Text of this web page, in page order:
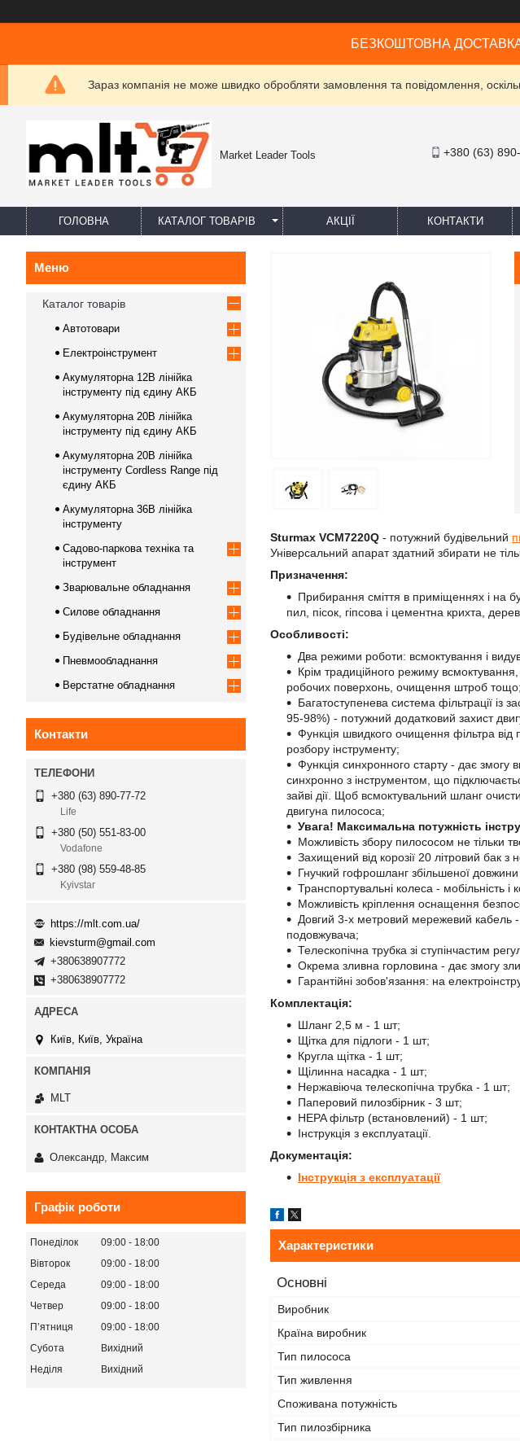
БЕЗКОШТОВНА ДОСТАВКА
Зараз компанія не може швидко обробляти замовлення та повідомлення,
Market Leader Tools +380 (63)
ГОЛОВНА КАТАЛОГ ТОВАРІВ АКЦІЇ КОНТАКТИ
Sturmax VCM7220Q - потужний будівельний
Універсальний апарат здатний збирати не
Призначення:
Прибирання сміття в приміщеннях і на
пил, пісок, гіпсова і цементна крихта,
Особливості:
Два режими роботи: всмоктування і
Крім традиційного режиму
робочих поверхонь, очищення штроб тощо;
Багатоступенева система фільтрації із
95-98%) - потужний додатковий захист
Функція швидкого очищення фільтра від
розбору інструменту;
Функція синхронного старту - дає змогу
синхронно з інструментом, що
зайві дії. Щоб всмоктувальний шланг
двигуна пилососа;
Увага! Максимальна потужність
Можливість збору пилососом не тільки
Захищений від корозії 20 літровий бак з
Гнучкий гофрошланг збільшеної
Транспортувальні колеса - мобільність
Можливість кріплення оснащення
Довгий 3-х метровий мережевий кабель
подовжувача;
Телескопічна трубка зі ступінчастим
Окрема зливна горловина - дає змогу
Гарантійні зобов'язання: на
Комплектація:
Шланг 2,5 м - 1 шт;
Щітка для підлоги - 1 шт;
Кругла щітка - 1 шт;
Щілинна насадка - 1 шт;
Нержавіюча телескопічна трубка - 1 шт;
Паперовий пилозбірник - 3 шт;
HEPA фільтр (встановлений) - 1 шт;
Інструкція з експлуатації.
Документація:
Інструкція з експлуатації
Характеристики
Основні
Виробник
Країна виробник
Тип пилососа
Тип живлення
Споживана потужність
Тип пилозбірника
Каталог товарів
Автотовари
Електроінструмент
Акумуляторна 12В лінійка
інструменту під єдину АКБ
Акумуляторна 20В лінійка
інструменту під єдину АКБ
Акумуляторна 20В лінійка
інструменту Сordless Range під
єдину АКБ
Акумуляторна 36В лінійка
інструменту
Садово-паркова техніка та
інструмент
Зварювальне обладнання
Силове обладнання
Будівельне обладнання
Пневмообладнання
Верстатне обладнання
Контакти
+380 (63) 890-77-72
Life
+380 (50) 551-83-00
Vodafone
+380 (98) 559-48-85
Kyivstar
https://mlt.com.ua/
kievsturm@gmail.com
+380638907772
+380638907772
Київ, Київ, Україна
MLT
Олександр, Максим
Графік роботи
Понеділок 09:00
18:00
Вівторок
09:00
18:00
Середа
09:00
18:00
Четвер
09:00
18:00
Пʼятниця
09:00
18:00
Субота
Вихідний
Неділя
Вихідний